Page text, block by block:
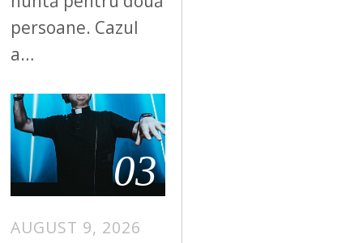
persoane. Cazul
a…
03
AUGUST 9, 2026